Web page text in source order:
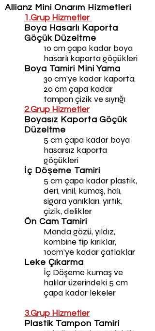
Allianz Mini Onarım Hizmetleri
1.Grup Hizmetler
Boya Hasarlı Kaporta
Göçük Düzeltme
10 cm çapa kadar boya
hasarlı kaporta göçükleri
Boya Tamiri Mini Yama
30 cm'ye kadar kaporta,
20 cm çapa kadar
tampon çizik ve sıyrığı
2.Grup Hizmetler
Boyasız Kaporta Göçük
Düzeltme
5 cm çapa kadar boya
hasarsız kaporta
göçükleri
İç Döşeme Tamiri
5 cm çapa kadar plastik,
deri, vinil, kumaş, halı,
sigara yanıkları, yırtık,
çizik, delikler
Ön Cam Tamiri
Manda gözü, yıldız,
kombine tip kırıklar,
10cm'ye kadar çatlaklar
Leke Çıkarma
İç Döşeme kumaş ve
halılar üzerindeki 5 cm
çapa kadar lekeler
3.Grup Hizmetler
Plastik Tampon Tamiri